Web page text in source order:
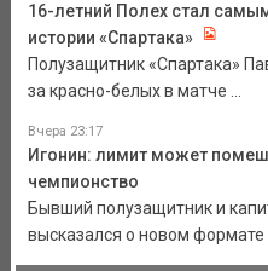
16-летний Полех стал
истории «Спартака»
Полузащитник «Спартака»
за красно-белых в матче ...
Вчера 23:17
Игонин: лимит может
чемпионство
Бывший полузащитник и
высказался о новом формате ...